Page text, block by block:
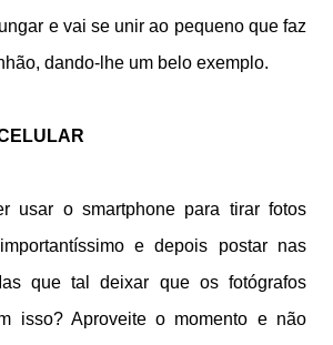
e vai se unir ao pequeno que faz
dando-lhe um belo exemplo.
usar o smartphone para tirar fotos
e depois postar nas
que tal deixar que os fotógrafos
isso? Aproveite o momento e não